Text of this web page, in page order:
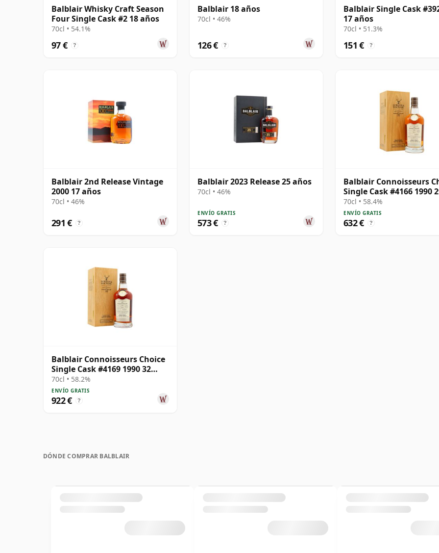
Balblair Whisky Craft Season
Four Single Cask #2 18 años
70cl • 54.1%
97 € ?
Balblair 18 años
70cl • 46%
126 € ?
Balblair Single Cask
17 años
70cl • 51.3%
151 € ?
Balblair 2nd Release Vintage
2000 17 años
70cl • 46%
291 € ?
Balblair 2023 Release 25 años
70cl • 46%
ENVÍO GRATIS
573 € ?
Balblair Connoisseurs
Single Cask #4166 1990
años
70cl • 58.4%
ENVÍO GRATIS
632 € ?
Balblair Connoisseurs Choice
Single Cask #4169 1990 32
años
70cl • 58.2%
ENVÍO GRATIS
922 € ?
DÓNDE COMPRAR BALBLAIR